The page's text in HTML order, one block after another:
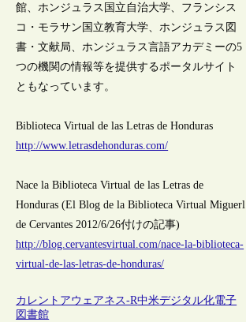
館、ホンジュラス国立自治大学、フランシス
コ・モラサン国立教育大学、ホンジュラス図
書・文献局、ホンジュラス言語アカデミーの5
つの機関の情報等を提供するポータルサイト
ともなっています。
Biblioteca Virtual de las Letras de Honduras
http://www.letrasdehonduras.com/
Nace la Biblioteca Virtual de las Letras de
Honduras (El Blog de la Biblioteca Virtual Miguerl
de Cervantes 2012/6/26付けの記事)
http://blog.cervantesvirtual.com/nace-la-biblioteca-
virtual-de-las-letras-de-honduras/
カレントアウェアネス-R中米デジタル化電子
図書館